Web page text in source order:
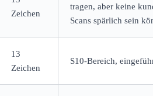
Zeichen
tragen, aber keine
Scans spärlich sein
13
Zeichen
S10-Bereich,